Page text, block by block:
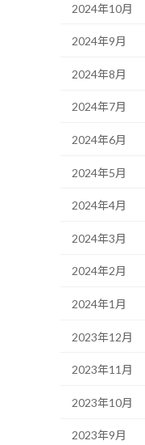
2024年10月
2024年9月
2024年8月
2024年7月
2024年6月
2024年5月
2024年4月
2024年3月
2024年2月
2024年1月
2023年12月
2023年11月
2023年10月
2023年9月